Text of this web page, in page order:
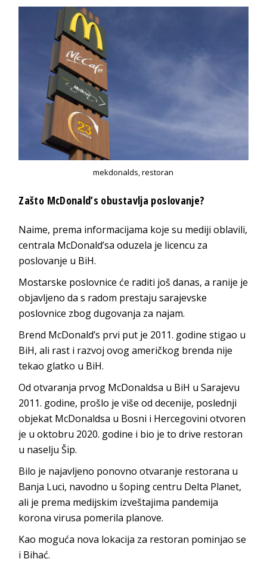
mekdonalds, restoran
Zašto McDonald’s obustavlja poslovanje?
Naime, prema informacijama koje su mediji oblavili,
centrala McDonald’sa oduzela je licencu za
poslovanje u BiH.
Mostarske poslovnice će raditi još danas, a ranije je
objavljeno da s radom prestaju sarajevske
poslovnice zbog dugovanja za najam.
Brend McDonald’s prvi put je 2011. godine stigao u
BiH, ali rast i razvoj ovog američkog brenda nije
tekao glatko u BiH.
Od otvaranja prvog McDonaldsa u BiH u Sarajevu
2011. godine, prošlo je više od decenije, poslednji
objekat McDonaldsa u Bosni i Hercegovini otvoren
je u oktobru 2020. godine i bio je to drive restoran
u naselju Šip.
Bilo je najavljeno ponovno otvaranje restorana u
Banja Luci, navodno u šoping centru Delta Planet,
ali je prema medijskim izveštajima pandemija
korona virusa pomerila planove.
Kao moguća nova lokacija za restoran pominjao se
i Bihać.